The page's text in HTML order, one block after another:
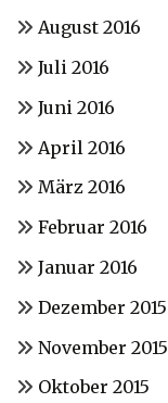
August 2016
Juli 2016
Juni 2016
April 2016
März 2016
Februar 2016
Januar 2016
Dezember 2015
November 2015
Oktober 2015